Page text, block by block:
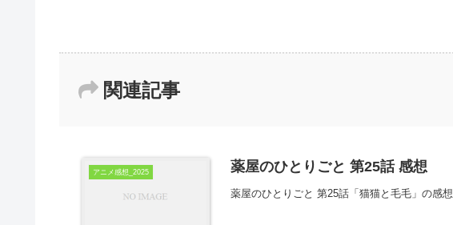
関連記事
アニメ感想_2025 薬屋のひとりごと 第25話 感想
薬屋のひとりごと 第25話「猫猫と毛毛」の感想